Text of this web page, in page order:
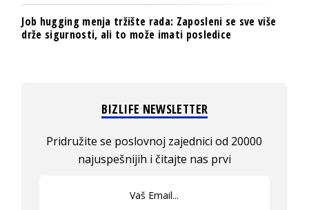
Job hugging menja tržište rada: Zaposleni se sve više
drže sigurnosti, ali to može imati posledice
BIZLIFE NEWSLETTER
Pridružite se poslovnoj zajednici od 20000
najuspešnijih i čitajte nas prvi